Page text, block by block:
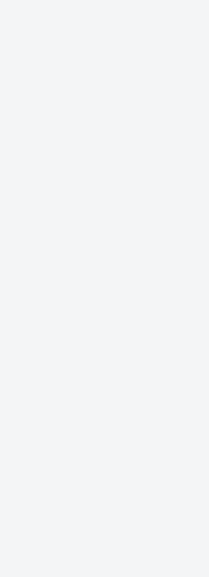
балансировки, возможно